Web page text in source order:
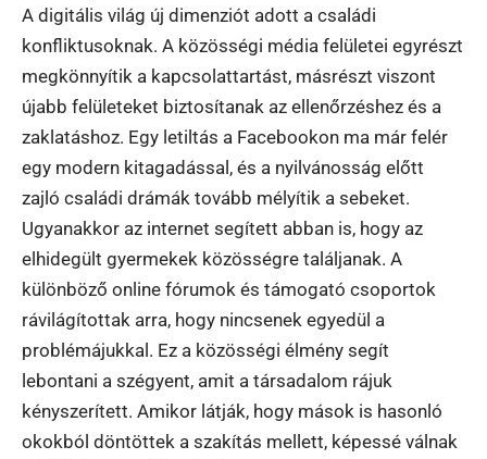
A digitális világ új dimenziót adott a családi
konfliktusoknak. A közösségi média felületei egyrészt
megkönnyítik a kapcsolattartást, másrészt viszont
újabb felületeket biztosítanak az ellenőrzéshez és a
zaklatáshoz. Egy letiltás a Facebookon ma már felér
egy modern kitagadással, és a nyilvánosság előtt
zajló családi drámák tovább mélyítik a sebeket.
Ugyanakkor az internet segített abban is, hogy az
elhidegült gyermekek közösségre találjanak. A
különböző online fórumok és támogató csoportok
rávilágítottak arra, hogy nincsenek egyedül a
problémájukkal. Ez a közösségi élmény segít
lebontani a szégyent, amit a társadalom rájuk
kényszerített. Amikor látják, hogy mások is hasonló
okokból döntöttek a szakítás mellett, képessé válnak